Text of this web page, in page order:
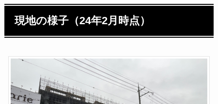
現地の様子（24年2月時点）